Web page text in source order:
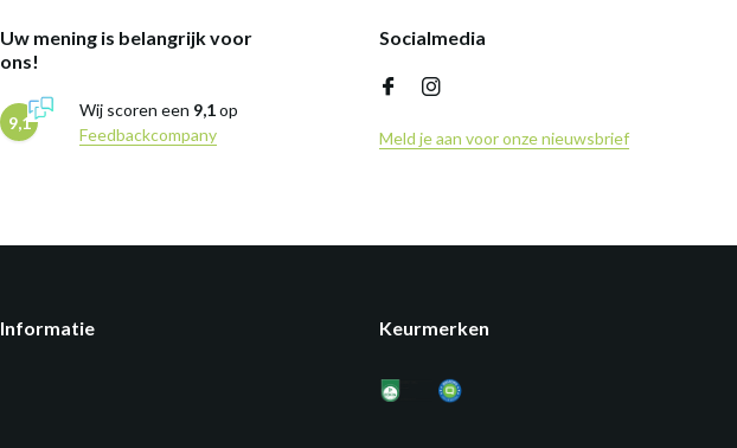
Uw mening is belangrijk voor
ons!
9,1
Wij scoren een 9,1op
Feedbackcompany
Socialmedia
Meld je aan voor onze nieuwsbrief
Informatie Keurmerken